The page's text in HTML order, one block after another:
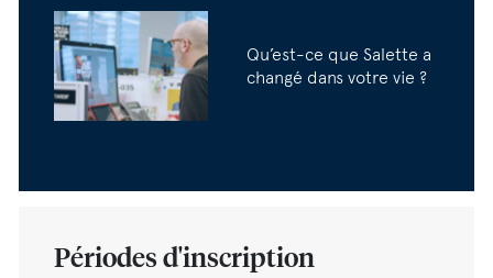
Qu’est-ce que Salette a
changé dans votre vie ?
Périodes d'inscription